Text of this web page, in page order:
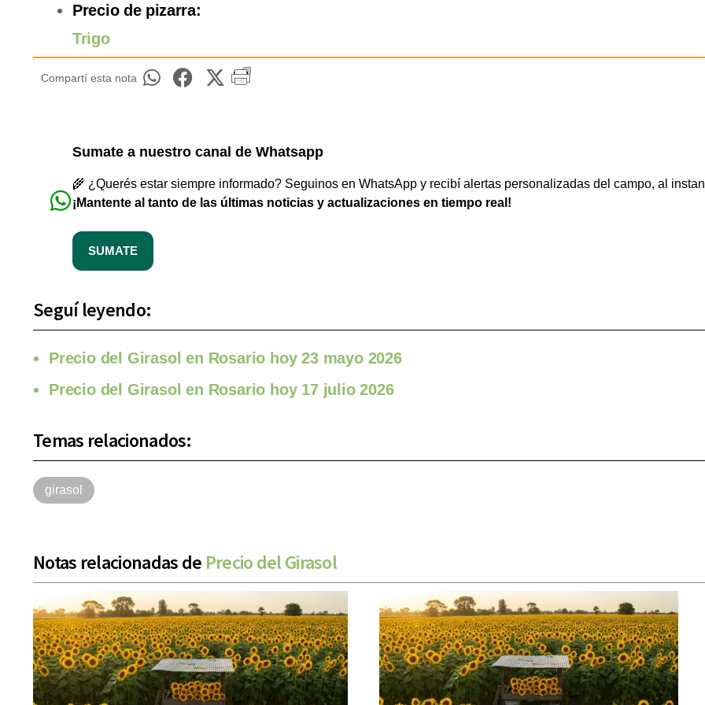
Precio de pizarra:
Trigo
Compartí esta nota
Sumate a nuestro canal de Whatsapp
🌾 ¿Querés estar siempre informado? Seguinos en WhatsApp y recibí alertas personalizadas del campo, al
¡Mantente al tanto de las últimas noticias y actualizaciones en tiempo real!
SUMATE
Seguí leyendo:
Precio del Girasol en Rosario hoy 23 mayo 2026
Precio del Girasol en Rosario hoy 17 julio 2026
Temas relacionados:
girasol
Notas relacionadas de Precio del Girasol